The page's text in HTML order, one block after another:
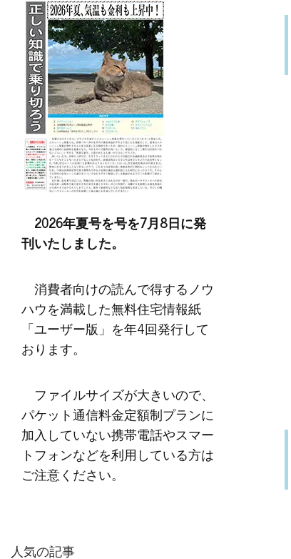
2026年夏号を号を7月8日に発
刊いたしました。
消費者向けの読んで得するノウ
ハウを満載した無料住宅情報紙
「ユーザー版」を年4回発行して
おります。
ファイルサイズが大きいので、
パケット通信料金定額制プランに
加入していない携帯電話やスマー
トフォンなどを利用している方は
ご注意ください。
人気の記事